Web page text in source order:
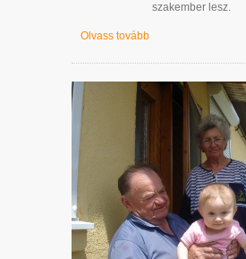
szakember lesz.
Olvass tovább